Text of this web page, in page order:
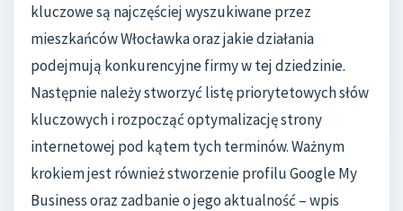
kluczowe są najczęściej wyszukiwane przez
mieszkańców Włocławka oraz jakie działania
podejmują konkurencyjne firmy w tej dziedzinie.
Następnie należy stworzyć listę priorytetowych słów
kluczowych i rozpocząć optymalizację strony
internetowej pod kątem tych terminów. Ważnym
krokiem jest również stworzenie profilu Google My
Business oraz zadbanie o jego aktualność – wpis